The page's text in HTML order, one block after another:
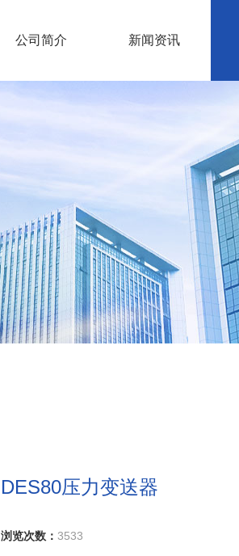
公司简介 新闻资讯
DES80压力变送器
浏览次数： 3533